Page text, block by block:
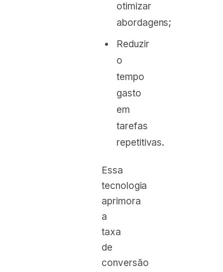
otimizar
abordagens;
Reduzir
o
tempo
gasto
em
tarefas
repetitivas.
Essa
tecnologia
aprimora
a
taxa
de
conversão